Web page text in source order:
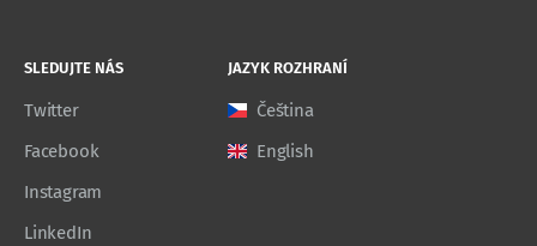
SLEDUJTE NÁS
Twitter
Facebook
Instagram
LinkedIn
JAZYK ROZHRANÍ
Čeština
English